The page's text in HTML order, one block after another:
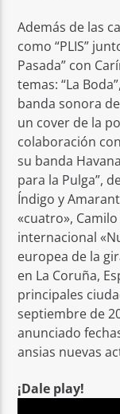
Además de las
como “PLIS”
Pasada” con
temas: “La
banda sonora
un cover de la
colaboración
su banda
para la Pulga”,
Índigo y
«cuatro»,
internacional
europea de la
en La Coruña,
principales
septiembre de
anunciado
ansias nuevas
¡Dale play!